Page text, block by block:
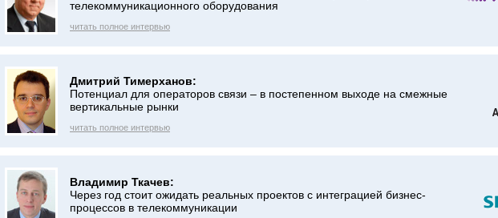
телекоммуникационного оборудования
читать полное интервью
Дмитрий Тимерханов:
Потенциал для операторов связи – в постепенном выходе на смежные
вертикальные рынки
читать полное интервью
Владимир Ткачев:
Через год стоит ожидать реальных проектов с интеграцией бизнес-
процессов в телекоммуникации